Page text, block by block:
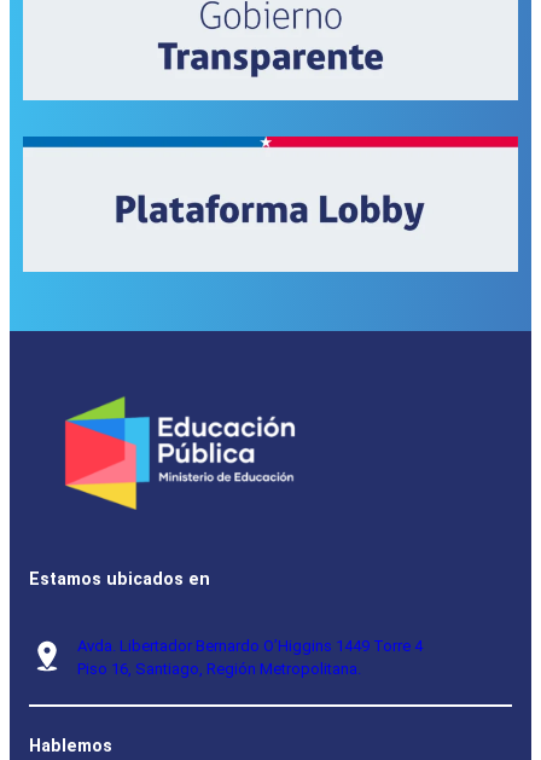
Estamos ubicados en
Avda. Libertador Bernardo O’Higgins 1449 Torre 4
Piso 16, Santiago, Región Metropolitana.
Hablemos